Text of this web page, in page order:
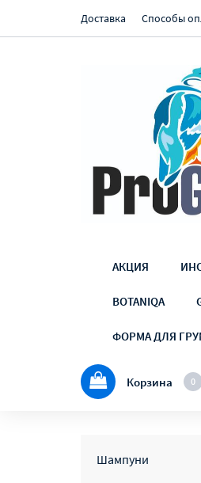
Доставка Способы
АКЦИЯ
BOTANIQA
ФОРМА ДЛЯ
0
Корзина
Шампуни